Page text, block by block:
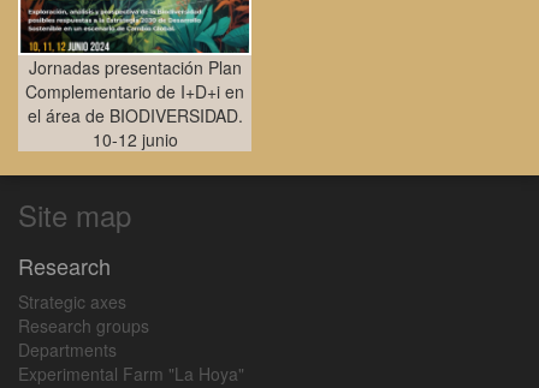
Jornadas presentación Plan
Complementario de I+D+i en
el área de BIODIVERSIDAD.
10-12 junio
Site map
Research
Strategic axes
Research groups
Departments
Experimental Farm "La Hoya"